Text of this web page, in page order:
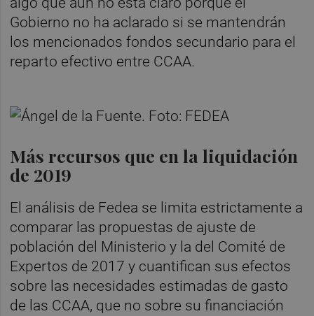
Gobierno no ha aclarado si se mantendrán
los mencionados fondos secundario para el
reparto efectivo entre CCAA.
Más recursos que en la liquidación
de 2019
El análisis de Fedea se limita estrictamente a
comparar las propuestas de ajuste de
población del Ministerio y la del Comité de
Expertos de 2017 y cuantifican sus efectos
sobre las necesidades estimadas de gasto
de las CCAA, que no sobre su financiación